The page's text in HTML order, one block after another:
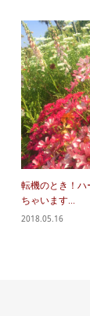
転機のとき！ハ
ちゃいます...
2018.05.16